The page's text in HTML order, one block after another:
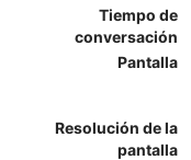
Tiempo de
conversación
Pantalla
Resolución de la
pantalla